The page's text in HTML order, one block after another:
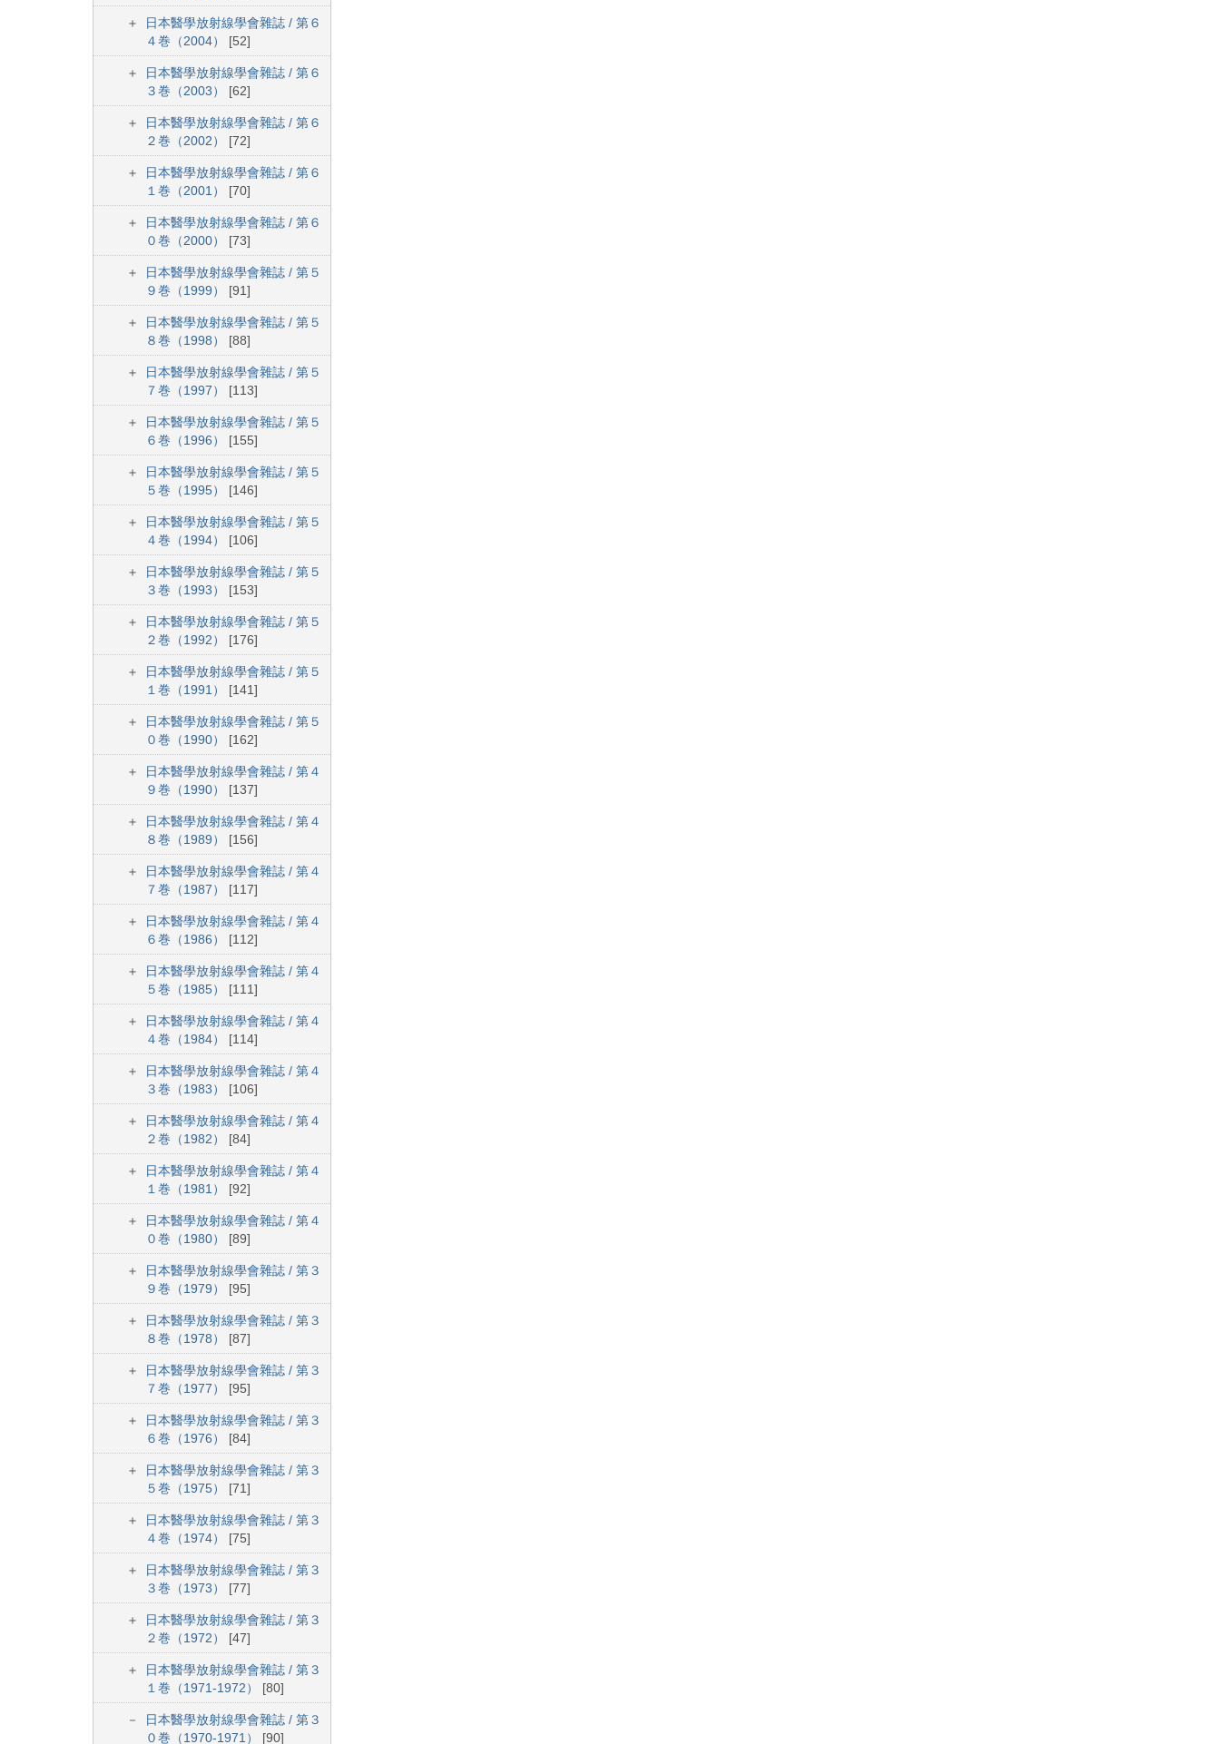
日本醫學放射線學會雜誌 / 第６
４巻（2004） [52]
日本醫學放射線學會雜誌 / 第６
３巻（2003） [62]
日本醫學放射線學會雜誌 / 第６
２巻（2002） [72]
日本醫學放射線學會雜誌 / 第６
１巻（2001） [70]
日本醫學放射線學會雜誌 / 第６
０巻（2000） [73]
日本醫學放射線學會雜誌 / 第５
９巻（1999） [91]
日本醫學放射線學會雜誌 / 第５
８巻（1998） [88]
日本醫學放射線學會雜誌 / 第５
７巻（1997） [113]
日本醫學放射線學會雜誌 / 第５
６巻（1996） [155]
日本醫學放射線學會雜誌 / 第５
５巻（1995） [146]
日本醫學放射線學會雜誌 / 第５
４巻（1994） [106]
日本醫學放射線學會雜誌 / 第５
３巻（1993） [153]
日本醫學放射線學會雜誌 / 第５
２巻（1992） [176]
日本醫學放射線學會雜誌 / 第５
１巻（1991） [141]
日本醫學放射線學會雜誌 / 第５
０巻（1990） [162]
日本醫學放射線學會雜誌 / 第４
９巻（1990） [137]
日本醫學放射線學會雜誌 / 第４
８巻（1989） [156]
日本醫學放射線學會雜誌 / 第４
７巻（1987） [117]
日本醫學放射線學會雜誌 / 第４
６巻（1986） [112]
日本醫學放射線學會雜誌 / 第４
５巻（1985） [111]
日本醫學放射線學會雜誌 / 第４
４巻（1984） [114]
日本醫學放射線學會雜誌 / 第４
３巻（1983） [106]
日本醫學放射線學會雜誌 / 第４
２巻（1982） [84]
日本醫學放射線學會雜誌 / 第４
１巻（1981） [92]
日本醫學放射線學會雜誌 / 第４
０巻（1980） [89]
日本醫學放射線學會雜誌 / 第３
９巻（1979） [95]
日本醫學放射線學會雜誌 / 第３
８巻（1978） [87]
日本醫學放射線學會雜誌 / 第３
７巻（1977） [95]
日本醫學放射線學會雜誌 / 第３
６巻（1976） [84]
日本醫學放射線學會雜誌 / 第３
５巻（1975） [71]
日本醫學放射線學會雜誌 / 第３
４巻（1974） [75]
日本醫學放射線學會雜誌 / 第３
３巻（1973） [77]
日本醫學放射線學會雜誌 / 第３
２巻（1972） [47]
日本醫學放射線學會雜誌 / 第３
１巻（1971-1972） [80]
日本醫學放射線學會雜誌 / 第３
０巻（1970-1971） [90]